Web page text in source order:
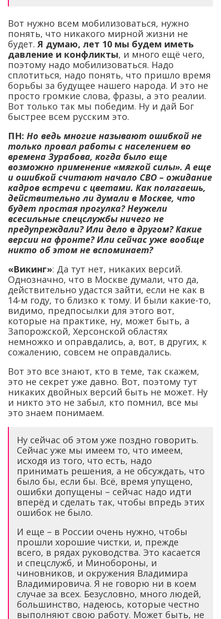
Вот нужно всем мобилизоваться, нужно
понять, что никакого мирной жизни не
будет.Я думаю, лет 10 мы будем иметь
давление и конфликты, и много ещё чего,
поэтому надо мобилизоваться. Надо
сплотиться, надо понять, что пришло время
борьбы за будущее нашего народа. И это не
просто громкие слова, фразы, а это реалии.
Вот только так мы победим. Ну и дай Бог
быстрее всем русским это.
ПН: Но ведь многие называют ошибкой не
только провал работы с населением во
времена Зурабова, когда было еще
возможно применение «мягкой силы». А еще
и ошибкой считают начало СВО – ожидание
кадров встречи с цветами. Как полагаешь,
действительно ли думали в Москве, что
будет простая прогулка? Неужели
всесильные спецслужбы ничего не
предупреждали? Или дело в другом? Какие
версии на фронте? Или сейчас уже вообще
никто об этом не вспоминает?
«Викинг»: Да тут нет, никаких версий.
Однозначно, что в Москве думали, что да,
действительно удастся зайти, если не как в
14-м году, то близко к тому. И были какие-то,
видимо, предпосылки для этого вот,
которые на практике, ну, может быть, а
Запорожской, Херсонской областях
немножко и оправдались, а, вот, в других, к
сожалению, совсем не оправдались.
Вот это все знают, кто в теме, так скажем,
это не секрет уже давно. Вот, поэтому тут
никаких двойных версий быть не может. Ну
и никто это не забыл, кто помнил, все мы
это знаем понимаем.
Ну сейчас об этом уже поздно говорить.
Сейчас уже мы имеем то, что имеем,
исходя из того, что есть, надо
принимать решения, а не обсуждать, что
было бы, если бы. Всё, время упущено,
ошибки допущены – сейчас надо идти
вперёд и сделать так, чтобы впредь этих
ошибок не было.
И еще – в России очень нужно, чтобы
прошли хорошие чистки, и, прежде
всего, в рядах руководства. Это касается
и спецслужб, и Минобороны, и
чиновников, и окружения Владимира
Владимировича. Я не говорю ни в коем
случае за всех. Безусловно, много людей,
большинство, надеюсь, которые честно
выполняют свою работу. Может быть, не